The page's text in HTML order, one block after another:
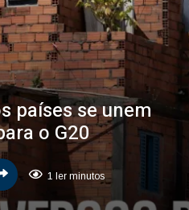
países se unem
o G20
1 ler minutos